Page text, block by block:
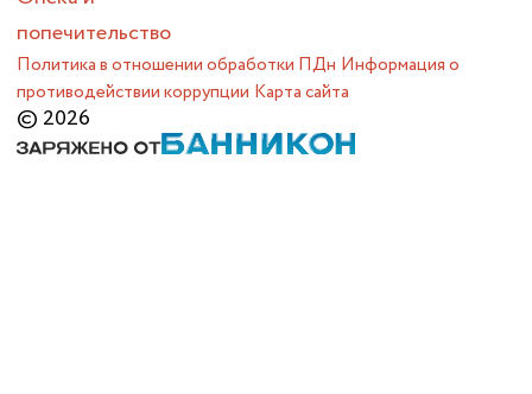
попечительство
Политика в отношении обработки ПДн Информация о
противодействии коррупции Карта сайта
© 2026